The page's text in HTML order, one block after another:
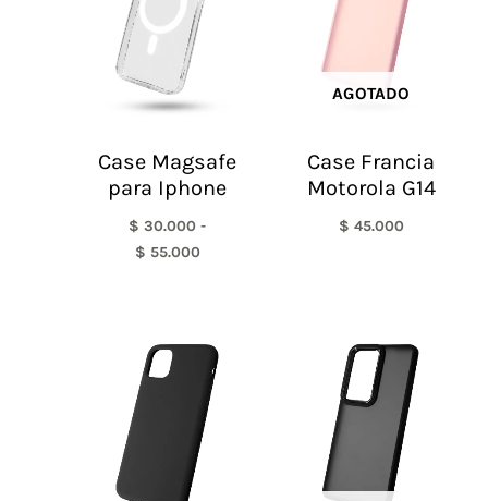
Case Magsafe
para Iphone
$ 30.000 -
$ 55.000
hasta
AGOTADO
Case Francia
Motorola G14
$ 45.000